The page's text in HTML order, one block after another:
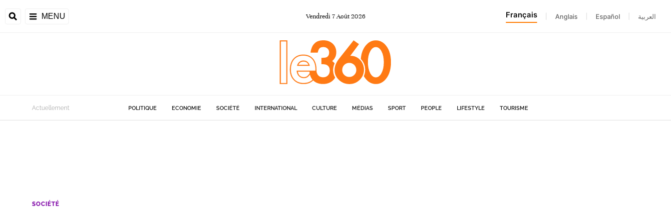
MENU Vendredi 7Août 2026 Français Anglais Español العربية
Actuellement POLITIQUE ECONOMIE SOCIÉTÉ INTERNATIONAL CULTURE MÉDIAS SPORT PEOPLE LIFESTYLE TOURISME
SOCIÉTÉ